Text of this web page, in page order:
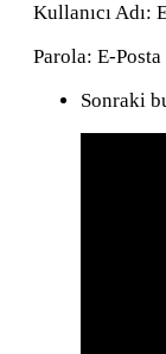
Kullanıcı Adı:
Parola: E-
Sonraki